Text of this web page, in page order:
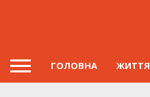
ГОЛОВНА ЖИТТЯ